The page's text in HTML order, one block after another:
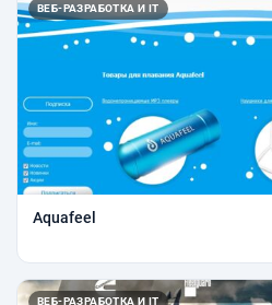
ВЕБ-РАЗРАБОТКА И IT
Aquafeel
ВЕБ-РАЗРАБОТКА И IT